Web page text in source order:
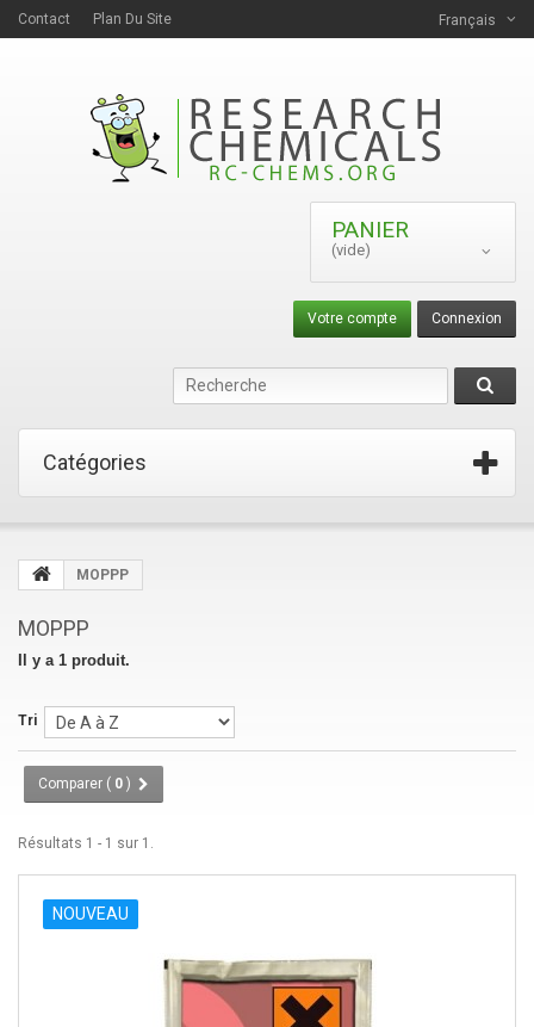
Français
Contact Plan Du Site
PANIER
(vide)
Connexion
Votre compte
Catégories
MOPPP
MOPPP
Il y a 1 produit.
Tri
Comparer ( 0 )
Résultats 1 - 1 sur 1.
NOUVEAU